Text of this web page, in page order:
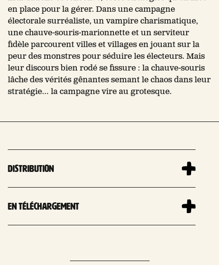
en place pour la gérer. Dans une campagne
électorale surréaliste, un vampire charismatique,
une chauve-souris-marionnette et un serviteur
fidèle parcourent villes et villages en jouant sur la
peur des monstres pour séduire les électeurs. Mais
leur discours bien rodé se fissure : la chauve-souris
lâche des vérités gênantes semant le chaos dans leur
stratégie… la campagne vire au grotesque.
Distribution
En téléchargement